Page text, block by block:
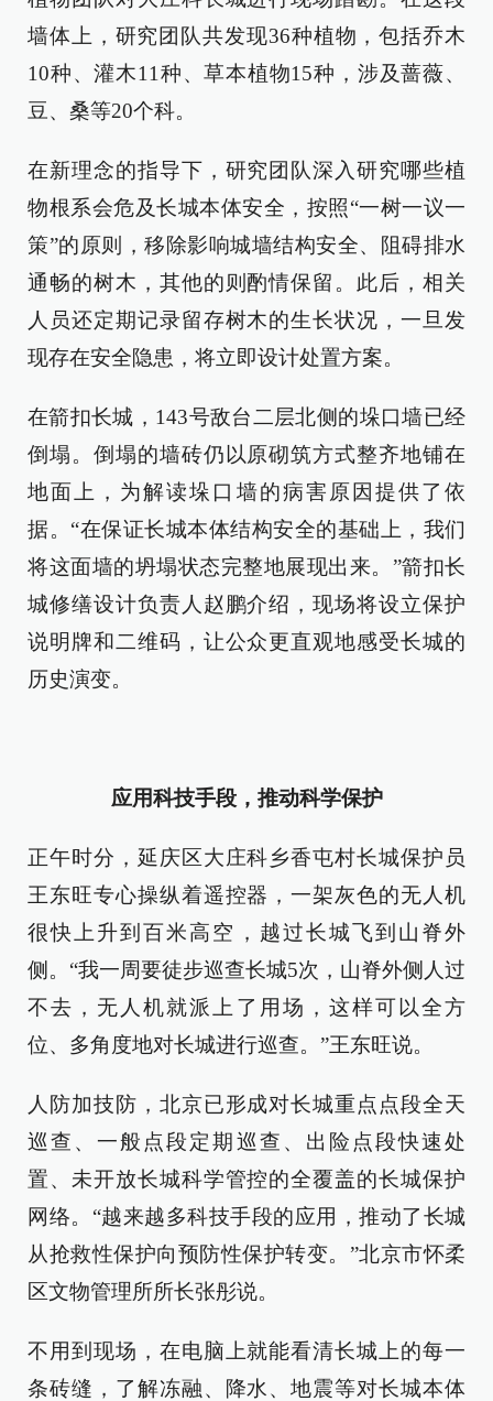
墙体上，研究团队共发现36种植物，包括乔木
10种、灌木11种、草本植物15种，涉及蔷薇、
豆、桑等20个科。
在新理念的指导下，研究团队深入研究哪些植
物根系会危及长城本体安全，按照“一树一议一
策”的原则，移除影响城墙结构安全、阻碍排水
通畅的树木，其他的则酌情保留。此后，相关
人员还定期记录留存树木的生长状况，一旦发
现存在安全隐患，将立即设计处置方案。
在箭扣长城，143号敌台二层北侧的垛口墙已经
倒塌。倒塌的墙砖仍以原砌筑方式整齐地铺在
地面上，为解读垛口墙的病害原因提供了依
据。“在保证长城本体结构安全的基础上，我们
将这面墙的坍塌状态完整地展现出来。”箭扣长
城修缮设计负责人赵鹏介绍，现场将设立保护
说明牌和二维码，让公众更直观地感受长城的
历史演变。
应用科技手段，推动科学保护
正午时分，延庆区大庄科乡香屯村长城保护员
王东旺专心操纵着遥控器，一架灰色的无人机
很快上升到百米高空，越过长城飞到山脊外
侧。“我一周要徒步巡查长城5次，山脊外侧人过
不去，无人机就派上了用场，这样可以全方
位、多角度地对长城进行巡查。”王东旺说。
人防加技防，北京已形成对长城重点点段全天
巡查、一般点段定期巡查、出险点段快速处
置、未开放长城科学管控的全覆盖的长城保护
网络。“越来越多科技手段的应用，推动了长城
从抢救性保护向预防性保护转变。”北京市怀柔
区文物管理所所长张彤说。
不用到现场，在电脑上就能看清长城上的每一
条砖缝，了解冻融、降水、地震等对长城本体